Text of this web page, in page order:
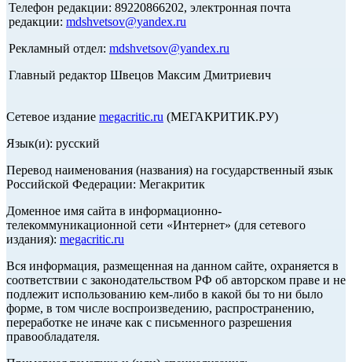
Телефон редакции: 89220866202, электронная почта
редакции: mdshvetsov@yandex.ru
Рекламный отдел: mdshvetsov@yandex.ru
Главный редактор Швецов Максим Дмитриевич
Сетевое издание megacritic.ru (МЕГАКРИТИК.РУ)
Язык(и): русский
Перевод наименования (названия) на государственный язык
Российской Федерации: Мегакритик
Доменное имя сайта в информационно-
телекоммуникационной сети «Интернет» (для сетевого
издания): megacritic.ru
Вся информация, размещенная на данном сайте, охраняется в
соответствии с законодательством РФ об авторском праве и не
подлежит использованию кем-либо в какой бы то ни было
форме, в том числе воспроизведению, распространению,
переработке не иначе как с письменного разрешения
правообладателя.